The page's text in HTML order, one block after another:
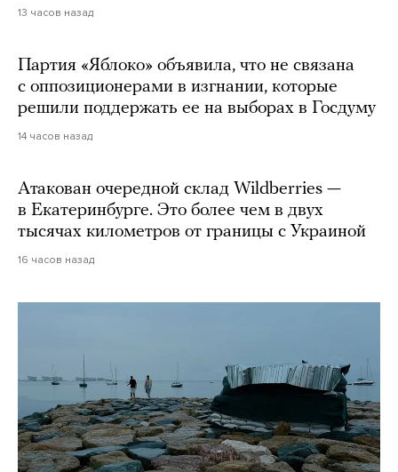
13 часов назад
Партия «Яблоко» объявила, что не связана
с оппозиционерами в изгнании, которые
решили поддержать ее на выборах в Госдуму
14 часов назад
Атакован очередной склад Wildberries —
в Екатеринбурге. Это более чем в двух
тысячах километров от границы с Украиной
16 часов назад